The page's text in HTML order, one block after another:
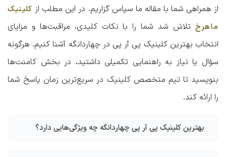
از همراهی شما با مقاله ما سپاس گزاریم. در این مطلب از کلینیک
ماهرخ تلاش شد شما را با نکات کلیدی، مراقبت‌ها و مزایای
انتخاب بهترین کلینیک پی آر پی در چهاردانگه آشنا کنیم. هرگونه
سؤال یا نیاز به راهنمایی تکمیلی داشتید، در بخش کامنت‌ها
بنویسید تا تیم متخصص کلینیک در سریع‌ترین زمان پاسخ شما
را ارائه کند.
بهترین کلینیک پی آر پی چهاردانگه چه ویژگی‌هایی دارد؟